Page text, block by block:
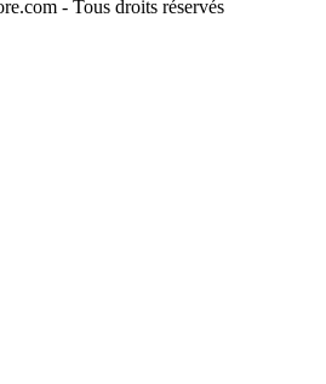
- Tous droits réservés